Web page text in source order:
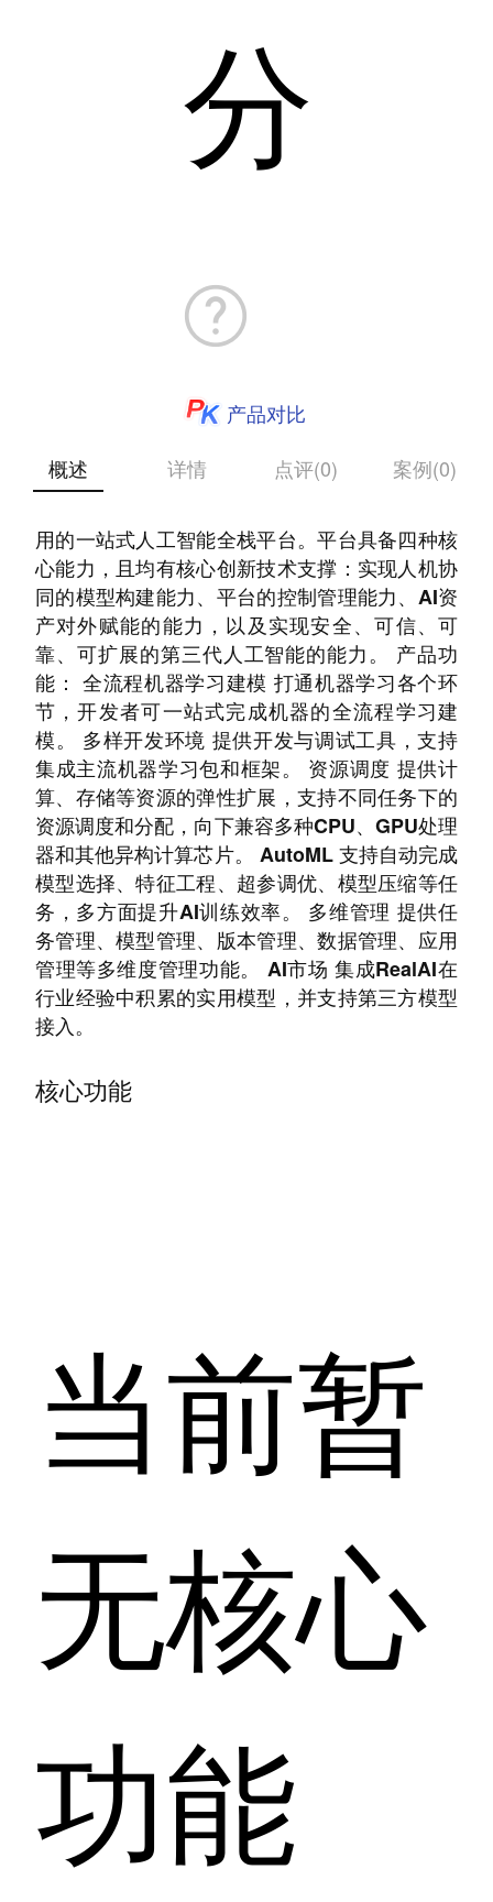
分
产品对比
概述
详情 点评(0) 案例(0)
⽤的⼀站式⼈⼯智能全栈平台。平台具备四种核
心能力，且均有核心创新技术支撑：实现人机协
同的模型构建能力、平台的控制管理能力、AI资
产对外赋能的能力，以及实现安全、可信、可
靠、可扩展的第三代人工智能的能力。 产品功
能： 全流程机器学习建模 打通机器学习各个环
节，开发者可一站式完成机器的全流程学习建
模。 多样开发环境 提供开发与调试工具，支持
集成主流机器学习包和框架。 资源调度 提供计
算、存储等资源的弹性扩展，支持不同任务下的
资源调度和分配，向下兼容多种CPU、GPU处理
器和其他异构计算芯片。 AutoML 支持自动完成
模型选择、特征工程、超参调优、模型压缩等任
务，多方面提升AI训练效率。 多维管理 提供任
务管理、模型管理、版本管理、数据管理、应用
管理等多维度管理功能。 AI市场 集成RealAI在
行业经验中积累的实用模型，并支持第三方模型
接入。
核心功能
当前暂
无核心
功能